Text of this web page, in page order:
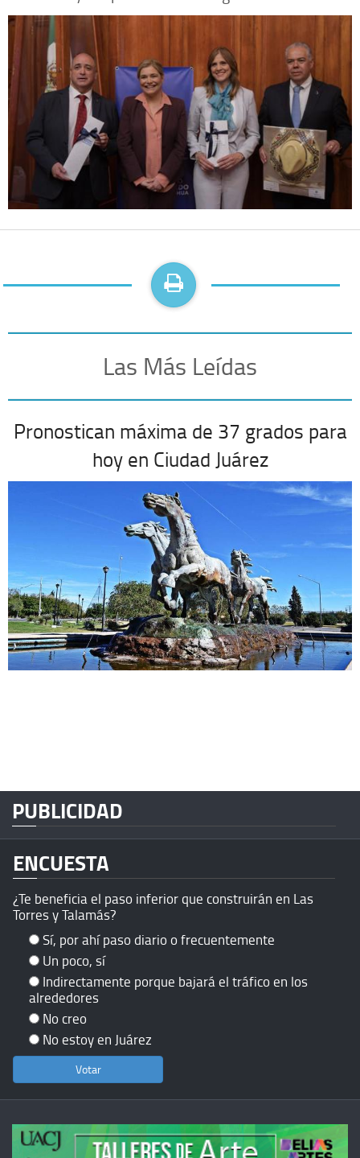
Las Más Leídas
Pronostican máxima de 37 grados para
hoy en Ciudad Juárez
PUBLICIDAD
ENCUESTA
¿Te beneficia el paso inferior que construirán en Las
Torres y Talamás?
Sí, por ahí paso diario o frecuentemente
Un poco, sí
Indirectamente porque bajará el tráfico en los
alrededores
No creo
No estoy en Juárez